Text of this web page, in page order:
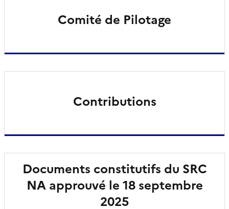
Comité de Pilotage
Contributions
Documents constitutifs du SRC
NA approuvé le 18 septembre
2025